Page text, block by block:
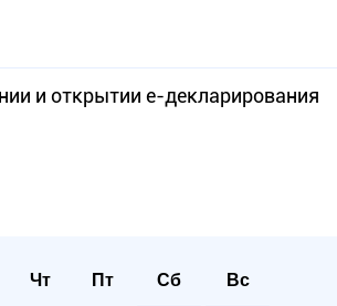
и открытии е-декларирования
Чт Пт Сб Вс